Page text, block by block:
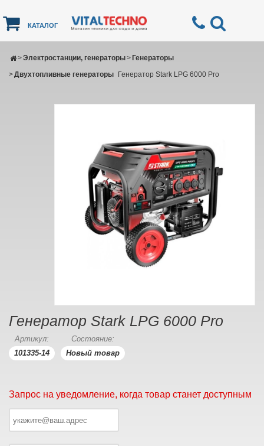
КАТАЛОГ
Электростанции, генераторы
> Генераторы
>
Двухтопливные генераторы
> Генератор Stark LPG 6000 Pro
Генератор Stark LPG 6000 Pro
Артикул:
101335-14
Состояние:
Новый товар
Запрос на уведомление, когда товар станет доступным